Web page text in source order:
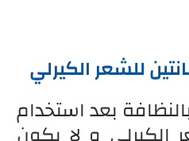
للشعر الكيرلي
بعد استخدام